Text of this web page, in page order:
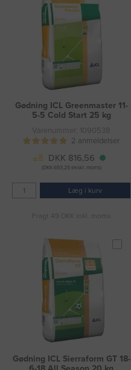
Gødning ICL Greenmaster 11-
5-5 Cold Start 25 kg
Varenummer: 1090538
2 anmeldelser
DKK 816,56
(DKK 653,25 ekskl. moms)
Læg i kurv
Fragt 49 DKK inkl. moms
Gødning ICL Sierraform GT 18-